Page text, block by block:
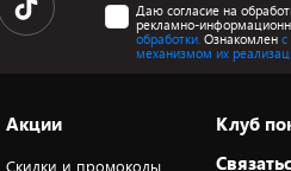
Даю согласие на
рекламно-
обработки. Ознакомлен с
механизмом их
Акции
Скидки и промокоды
Клуб